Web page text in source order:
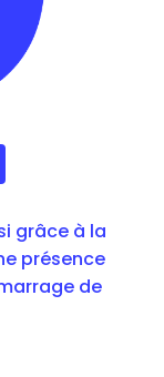
grâce à la
présence
de